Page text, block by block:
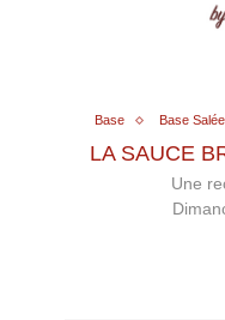
Base Base Salée
LA SAUCE
Une